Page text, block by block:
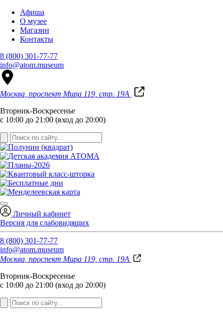
Афиша
О музее
Магазин
Контакты
8 (800) 301-77-77
info@atom.museum
Москва, проспект Мира 119, стр. 19А
Вторник-Воскресенье
с 10:00 до 21:00 (вход до 20:00)
Личный кабинет
Версия для слабовидящих
8 (800) 301-77-77
info@atom.museum
Москва, проспект Мира 119, стр. 19А
Вторник-Воскресенье
с 10:00 до 21:00 (вход до 20:00)